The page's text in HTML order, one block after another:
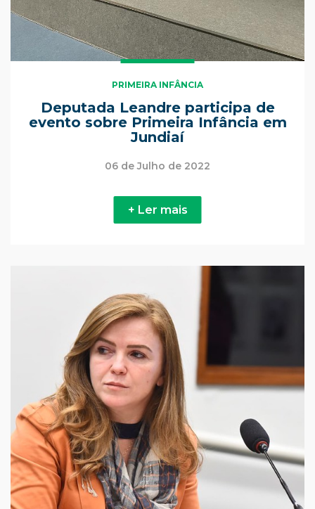
PRIMEIRA INFÂNCIA
Deputada Leandre participa de
evento sobre Primeira Infância em
Jundiaí
06 de Julho de 2022
+ Ler mais